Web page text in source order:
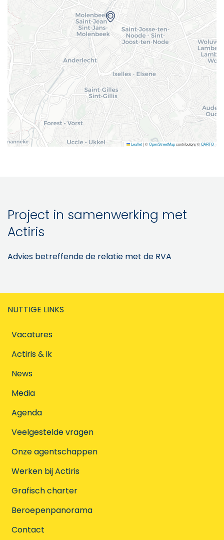
Leaflet|©OpenStreetMapcontributors ©CARTO
Project in samenwerking met
Actiris
Advies betreffende de relatie met de RVA
NUTTIGE LINKS
Vacatures
Actiris & ik
News
Media
Agenda
Veelgestelde vragen
Onze agentschappen
Werken bij Actiris
Grafisch charter
Beroepenpanorama
Contact